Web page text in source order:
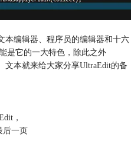
本编辑器、程序员的编辑器和十六
是它的一大特色，除此之外
文本就来给大家分享UltraEdit的备
，
后一页